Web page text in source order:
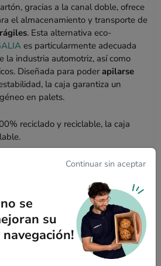
gracias a la canal doble, ofrece
el almacenamiento y transporte de
. Esta alternativa eco-
es particularmente adecuada
la industria automotriz, así como
Diseñada para poderapilarse
la caja garantiza un
en palets.
reciclado y reciclable, la caja
almacenamiento y paletización de
Este cartón es perfecto para
juguetes, libros y material
Continuar sin aceptar
se
su